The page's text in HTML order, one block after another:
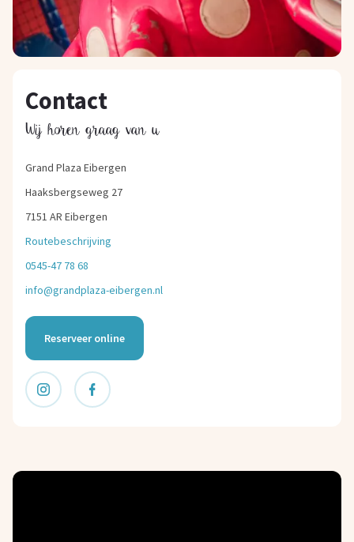
Contact
Wij horen graag van u
Grand Plaza Eibergen
Haaksbergseweg 27
7151 AR Eibergen
Routebeschrijving
0545-47 78 68
info@grandplaza-eibergen.nl
Reserveer online